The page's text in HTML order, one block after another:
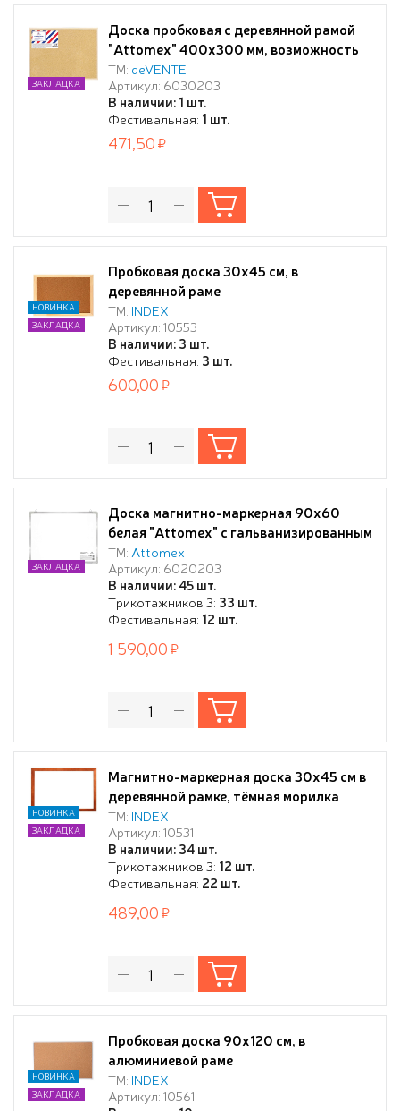
Доска пробковая с деревянной рамой
"Attomex" 400x300 мм, возможность
горизонтального и вертикального
крепления, термоусадочная пленка
ТМ: deVENTE
Артикул: 6030203
В наличии: 1 шт.
Фестивальная: 1 шт.
ЗАКЛАДКА
471,50
Пробковая доска 30x45 см, в
деревянной раме
ТМ: INDEX
Артикул: 10553
В наличии: 3 шт.
Фестивальная: 3 шт.
НОВИНКА
ЗАКЛАДКА
600,00
Доска магнитно-маркерная 90х60
белая "Attomex" с гальванизированным
стальным листом на задней стороне,
алюминиевая полка для маркеров,
открытое крепление, термоусадочная
пленка
ТМ: Attomex
Артикул: 6020203
В наличии: 45 шт.
Трикотажников 3: 33 шт.
Фестивальная: 12 шт.
ЗАКЛАДКА
1 590,00
Магнитно-маркерная доска 30х45 см в
деревянной рамке, тёмная морилка
ТМ: INDEX
Артикул: 10531
В наличии: 34 шт.
Трикотажников 3: 12 шт.
Фестивальная: 22 шт.
НОВИНКА
ЗАКЛАДКА
489,00
Пробковая доска 90x120 см, в
алюминиевой раме
ТМ: INDEX
Артикул: 10561
НОВИНКА
ЗАКЛАДКА